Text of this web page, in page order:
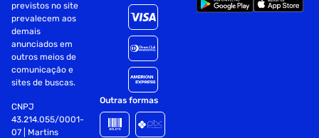
água mineral de uma coqueteleira.
*A quantidade da porção no dosador pode
variar em função da densidade e outras
características do produto. SUGESTÃO DE USO:
Consumir 1 (uma) porção ao dia
previstos no site
prevalecem aos
demais
anunciados em
outros meios de
comunicação e
sites de buscas.
CNPJ
43.214.055/0001-
07 | Martins
Outras formas